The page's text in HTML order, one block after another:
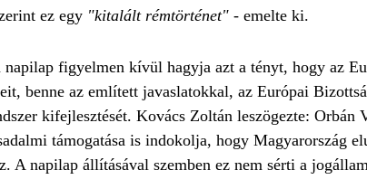
ez egy "kitalált rémtörténet" - emelte ki.
figyelmen kívül hagyja azt a tényt, hogy az
benne az említett javaslatokkal, az Európai
kifejlesztését. Kovács Zoltán leszögezte:
támogatása is indokolja, hogy Magyarország
A napilap állításával szemben ez nem sérti a